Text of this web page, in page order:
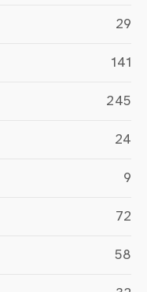
29
141
245
24
9
72
58